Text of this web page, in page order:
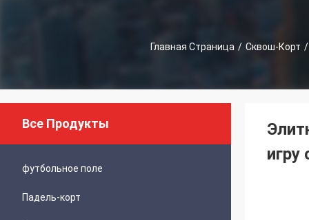
Главная Страница / Сквош-Корт /
Все Продукты
футбольное поле
Падель-корт